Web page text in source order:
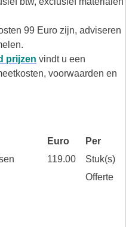
99 Euro zijn, adviseren
prijzen vindt u een
voorwaarden en
Euro
Per
119.00
Stuk(s)
Offerte